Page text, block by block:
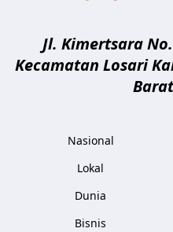
Jl. Kimertsara
Kecamatan Losari
Barat
Nasional
Lokal
Dunia
Bisnis